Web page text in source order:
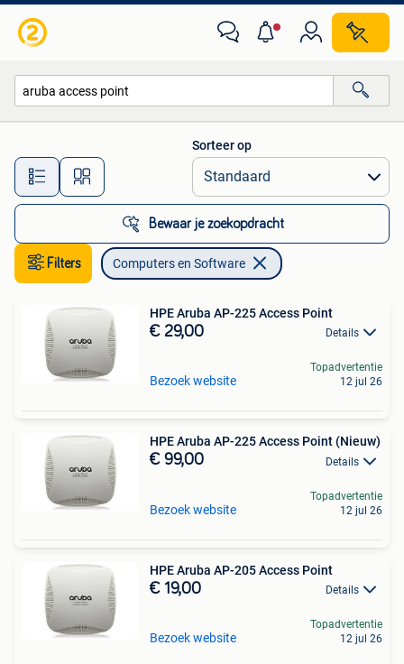
Alle afstanden…
Sorteer op
Bewaar je zoekopdracht
Filters Computers en Software
HPE Aruba AP-225 Access Point
€ 29,00 Details
Bezoek website
Topadvertentie
12 jul 26
HPE Aruba AP-225 Access Point (Nieuw)
€ 99,00 Details
Bezoek website
Topadvertentie
12 jul 26
HPE Aruba AP-205 Access Point
€ 19,00 Details
Bezoek website
Topadvertentie
12 jul 26